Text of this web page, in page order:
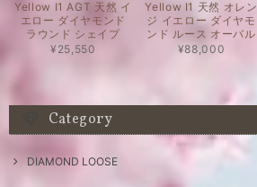
Yellow I1 AGT 天然 イ
エロー ダイヤモンド
ラウンド シェイプ
¥25,550
Yellow I1 天然 オレン
ジ イエロー ダイヤモ
ンド ルース オーバル
¥88,000
Category
DIAMOND LOOSE